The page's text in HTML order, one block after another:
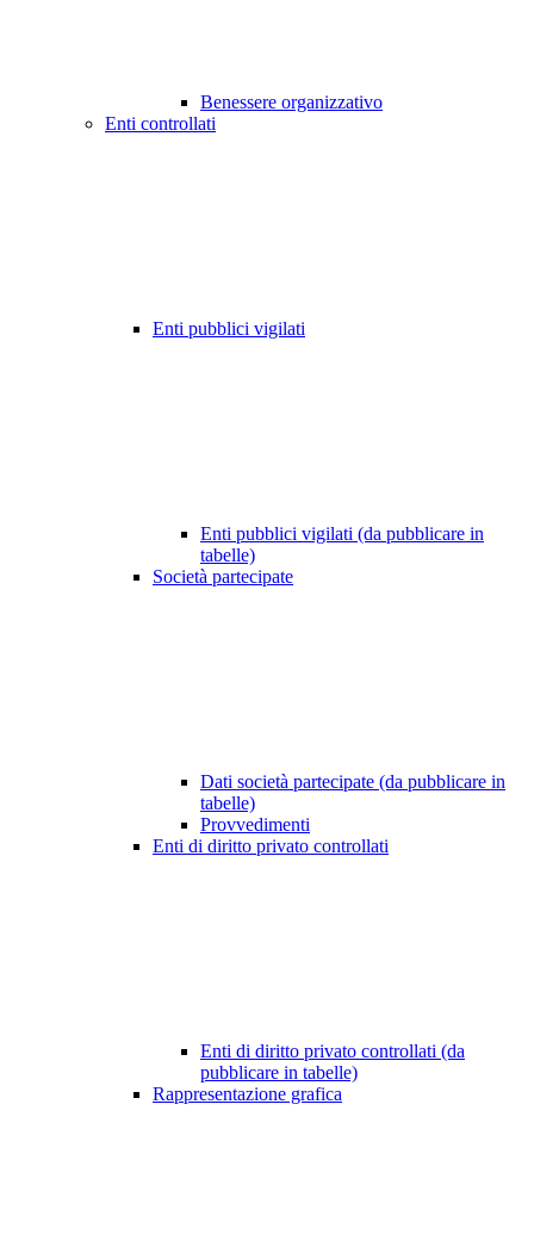
Benessere organizzativo
Enti controllati
Enti pubblici vigilati
Enti pubblici vigilati (da pubblicare in
tabelle)
Società partecipate
Dati società partecipate (da pubblicare in
tabelle)
Provvedimenti
Enti di diritto privato controllati
Enti di diritto privato controllati (da
pubblicare in tabelle)
Rappresentazione grafica